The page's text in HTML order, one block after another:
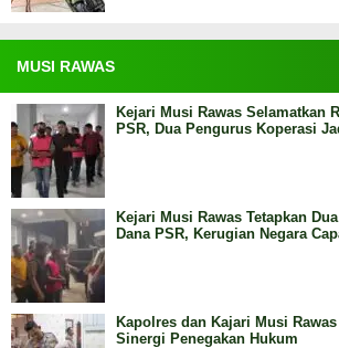
MUSI RAWAS
Kejari Musi Rawas Selamatkan
PSR, Dua Pengurus Koperasi
Kejari Musi Rawas Tetapkan
Dana PSR, Kerugian Negara
Kapolres dan Kajari Musi
Sinergi Penegakan Hukum